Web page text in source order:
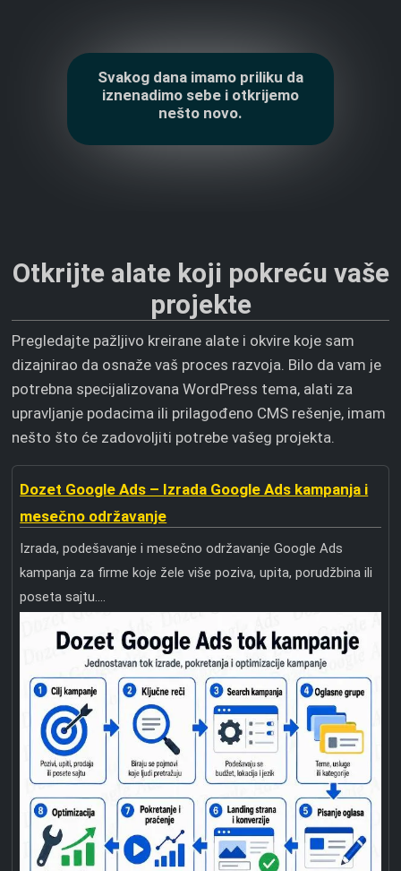
Svakog dana imamo priliku da
iznenadimo sebe i otkrijemo
nešto novo.
Otkrijte alate koji pokreću vaše
projekte
Pregledajte pažljivo kreirane alate i okvire koje sam
dizajnirao da osnaže vaš proces razvoja. Bilo da vam je
potrebna specijalizovana WordPress tema, alati za
upravljanje podacima ili prilagođeno CMS rešenje, imam
nešto što će zadovoljiti potrebe vašeg projekta.
Dozet Google Ads – Izrada Google Ads kampanja i
mesečno održavanje
Izrada, podešavanje i mesečno održavanje Google Ads
kampanja za firme koje žele više poziva, upita, porudžbina ili
poseta sajtu....